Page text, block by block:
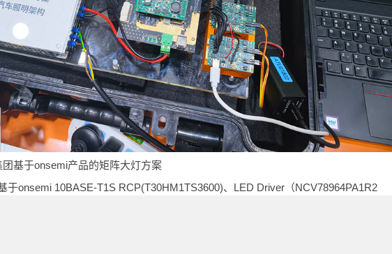
团基于onsemi产品的矩阵大灯方案
于onsemi 10BASE-T1S RCP(T30HM1TS3600)、LED Driver（NCV78964PA1R2